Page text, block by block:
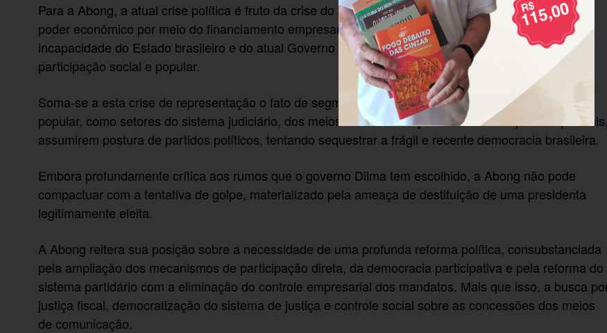
Para a Abong, a atual crise política é fruto da crise do sistema politico brasileiro, sequestrado pelo
poder econômico por meio do financiamento empresarial das campanhas eleitorais e pela
incapacidade do Estado brasileiro e do atual Governo Federal de ampliar mecanismos efetivos de
participação social e popular.
Soma-se a esta crise de representação o fato de segmentos sem voto e, portanto, sem controle
popular, como setores do sistema judiciário, dos meios de comunicação social e dos aparatos policiais,
assumirem postura de partidos políticos, tentando sequestrar a frágil e recente democracia brasileira.
Embora profundamente crítica aos rumos que o governo Dilma tem escolhido, a Abong não pode
compactuar com a tentativa de golpe, materializado pela ameaça de destituição de uma presidenta
legitimamente eleita.
A Abong reitera sua posição sobre a necessidade de uma profunda reforma política, consubstanciada
pela ampliação dos mecanismos de participação direta, da democracia participativa e pela reforma do
sistema partidário com a eliminação do controle empresarial dos mandatos. Mais que isso, a busca
justiça fiscal, democratização do sistema de justiça e controle social sobre as concessões dos meios
de comunicação.